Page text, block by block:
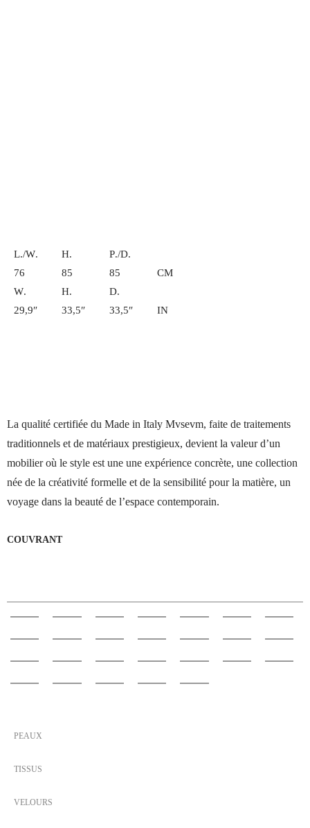
L./W. H.
P./D.
76
85 85
CM
W.
H.
D.
29,9″
33,5″ 33,5″ IN
La qualité certifiée du Made in Italy Mvsevm, faite de traitements
traditionnels et de matériaux prestigieux, devient la valeur d’un
mobilier où le style est une une expérience concrète, une collection
née de la créativité formelle et de la sensibilité pour la matière, un
voyage dans la beauté de l’espace contemporain.
COUVRANT
PEAUX
TISSUS
VELOURS